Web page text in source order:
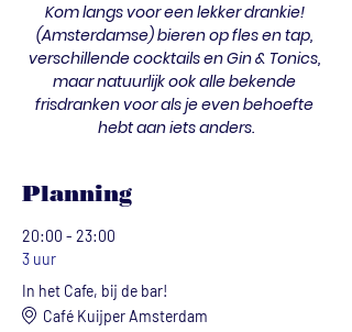
Kom langs voor een lekker drankie!
(Amsterdamse) bieren op fles en tap,
verschillende cocktails en Gin & Tonics,
maar natuurlijk ook alle bekende
frisdranken voor als je even behoefte
hebt aan iets anders.
Planning
20:00 - 23:00
3 uur
In het Cafe, bij de bar!
Café Kuijper Amsterdam